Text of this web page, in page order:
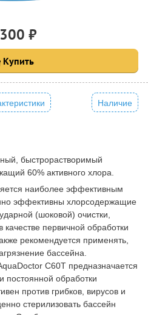
₽
Купить
Наличие
быстрорастворимый
60% активного хлора.
наиболее эффективным
эффективны хлорсодержащие
(шоковой) очистки,
качестве первичной обработки
рекомендуется применять,
бассейна.
C60Т предназначается
постоянной обработки
против грибков, вирусов и
стерилизовать бассейн